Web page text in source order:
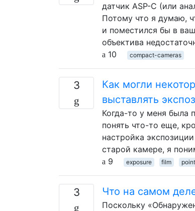
датчик ASP-C (или
Потому что я думаю,
и поместился бы в
объектива
10
compact-cameras
3
Как могли
выставлять
Когда-то у меня была
понять что-то еще,
настройка
старой камере, я
9
exposure film
3 Что на самом
Поскольку